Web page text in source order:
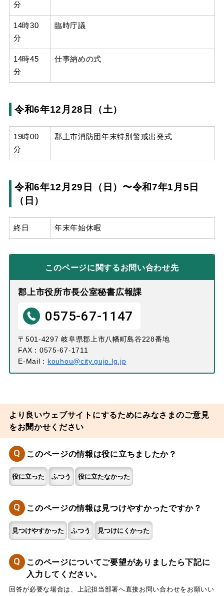
分
14時30
分
臨時庁議
14時45
分
仕事納めの式
令和6年12月28日（土）
19時00
分
郡上市消防団年末特別警戒出発式
令和6年12月29日（日）〜令和7年1月5日
（日）
終日 年末年始休暇
このページに関するお問い合わせ先
郡上市役所市長公室秘書広報課
0575-67-1147
〒501-4297 岐阜県郡上市八幡町島谷228番地
FAX：0575-67-1711
E-Mail： kouhou@city.gujo.lg.jp
より良いウェブサイトにするためにみなさまのご意見
をお聞かせください
Q このページの情報は役に立ちましたか？
役に立った ふつう 役に立たなかった
Q このページの情報は見つけやすかったですか？
見つけやすかった ふつう 見つけにくかった
Q
このページについてご要望がありましたら下記に
入力してください。
回答が必要な場合は、上記担当部署へ直接お問い合わせをお願いい